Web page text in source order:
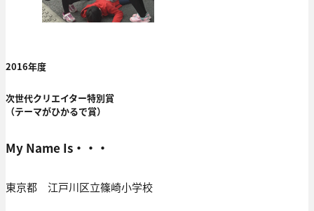
2016年度
次世代クリエイター特別賞
（テーマがひかるで賞）
My Name Is・・・
東京都 江戸川区立篠崎小学校